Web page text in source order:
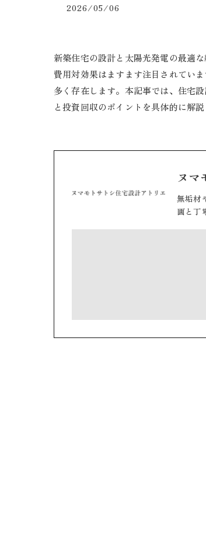
2026/05/06
新築住宅の設計と太陽光発電の最適
費用対効果はますます注目されてい
多く存在します。本記事では、住宅
と投資回収のポイントを具体的に解
ヌマ
無垢材
画と丁